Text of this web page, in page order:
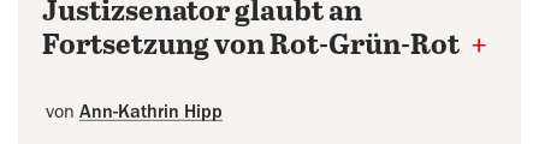
Justizsenator glaubt an
Fortsetzung von Rot-Grün-Rot +
von Ann-Kathrin Hipp